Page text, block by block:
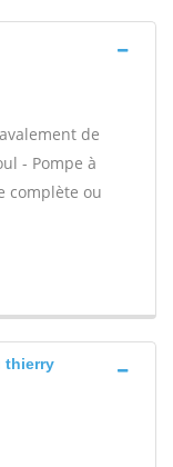
de
- Pompe à
complète ou
thierry